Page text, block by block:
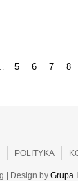
5 6 7 8
POLITYKA
| Design by Grupa.